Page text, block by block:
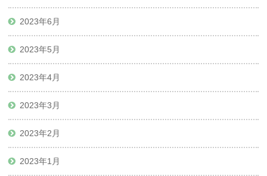
2023年6月
2023年5月
2023年4月
2023年3月
2023年2月
2023年1月